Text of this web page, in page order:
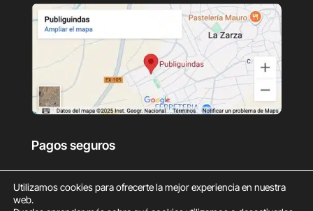
Pagos seguros
Utilizamos cookies para ofrecerte la mejor experiencia en nuestra
web.